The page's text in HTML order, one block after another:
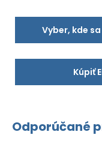
Vyber, kde
Kúpiť
Odporúčané